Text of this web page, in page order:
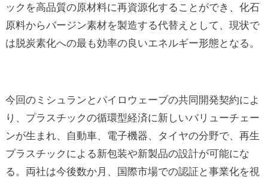
ックを高品質の原材料に再資源化することができ、化石
原料からバージン素材を製造する代替えとして、現状で
は脱炭素化への最も効率の良いエネルギー形態となる。
今回のミシュランとパイロウェーブの共同開発契約によ
り、プラスチックの循環型経済に新しいバリューチェー
ンが生まれ、自動車、電子機器、タイヤの分野で、再生
プラスチックによる新包装や新製品の設計が可能にな
る。両社は今後数か月、国際市場での認証と事業化を視